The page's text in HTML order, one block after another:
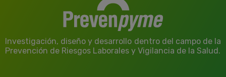
Investigación, diseño y desarrollo dentro del campo de la
Prevención de Riesgos Laborales y Vigilancia de la Salud.